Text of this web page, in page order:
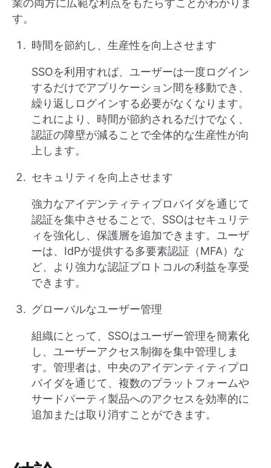
す。
時間を節約し、生産性を向上させます
SSOを利用すれば、ユーザーは一度ログイン
するだけでアプリケーション間を移動でき、
繰り返しログインする必要がなくなります。
これにより、時間が節約されるだけでなく、
認証の障壁が減ることで全体的な生産性が向
上します。
セキュリティを向上させます
強力なアイデンティティプロバイダを通じて
認証を集中させることで、SSOはセキュリテ
ィを強化し、保護層を追加できます。ユーザ
ーは、IdPが提供する多要素認証（MFA）な
ど、より強力な認証プロトコルの利益を享受
できます。
グローバルなユーザー管理
組織にとって、SSOはユーザー管理を簡素化
し、ユーザーアクセス制御を集中管理しま
す。管理者は、中央のアイデンティティプロ
バイダを通じて、複数のプラットフォームや
サードパーティ製品へのアクセスを効率的に
追加または取り消すことができます。